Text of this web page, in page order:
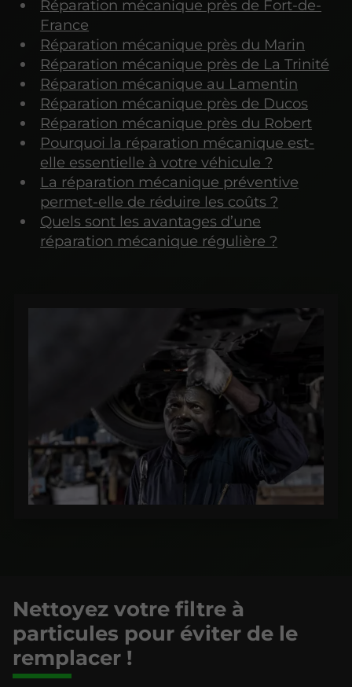
Réparation mécanique près de Fort-de-
France
Réparation mécanique près du Marin
Réparation mécanique près de La Trinité
Réparation mécanique au Lamentin
Réparation mécanique près de Ducos
Réparation mécanique près du Robert
Pourquoi la réparation mécanique est-
elle essentielle à votre véhicule ?
La réparation mécanique préventive
permet-elle de réduire les coûts ?
Quels sont les avantages d’une
réparation mécanique régulière ?
Nettoyez votre filtre à
particules pour éviter de le
remplacer !